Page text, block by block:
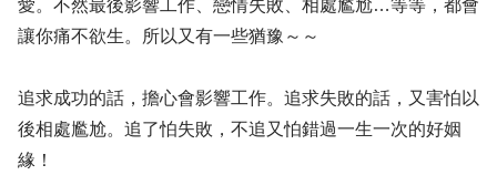
愛。不然最後影響工作、戀情失敗、相處尷尬…等等，都會
讓你痛不欲生。所以又有一些猶豫～～
追求成功的話，擔心會影響工作。追求失敗的話，又害怕以
後相處尷尬。追了怕失敗，不追又怕錯過一生一次的好姻
緣！